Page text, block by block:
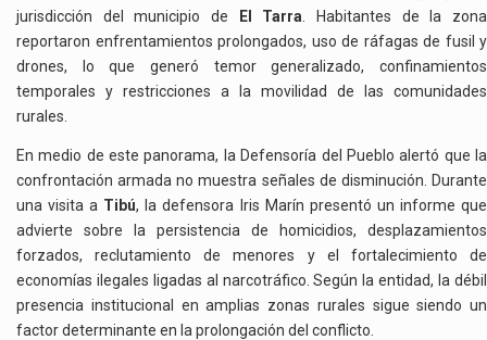
jurisdicción del municipio de
El Tarra . Habitantes de la zona
reportaron enfrentamientos prolongados, uso de ráfagas de fusil y
drones, lo que generó temor generalizado, confinamientos
temporales y restricciones a la movilidad de las comunidades
rurales.
En medio de este panorama, la Defensoría del Pueblo alertó que la
confrontación armada no muestra señales de disminución. Durante
una visita a Tibú, la defensora Iris Marín presentó un informe que
advierte sobre la persistencia de homicidios, desplazamientos
forzados, reclutamiento de menores y el fortalecimiento de
economías ilegales ligadas al narcotráfico. Según la entidad, la débil
presencia institucional en amplias zonas rurales sigue siendo un
factor determinante en la prolongación del conflicto.